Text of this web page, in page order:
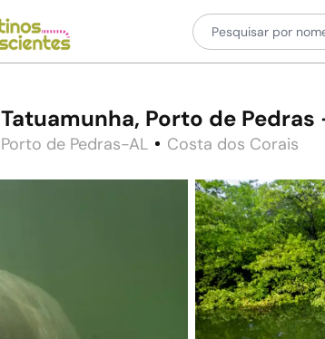
Tatuamunha, Porto de
Porto de Pedras-AL Costa dos Corais